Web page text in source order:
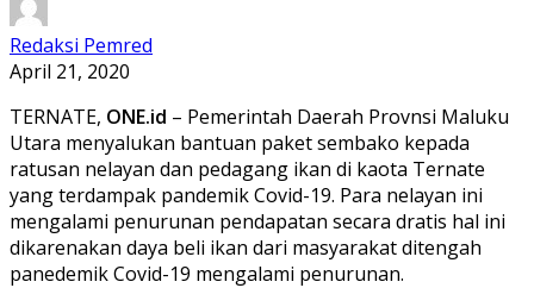
Redaksi Pemred
April 21, 2020
TERNATE, ONE.id – Pemerintah Daerah Provnsi Maluku
Utara menyalukan bantuan paket sembako kepada
ratusan nelayan dan pedagang ikan di kaota Ternate
yang terdampak pandemik Covid-19. Para nelayan ini
mengalami penurunan pendapatan secara dratis hal ini
dikarenakan daya beli ikan dari masyarakat ditengah
panedemik Covid-19 mengalami penurunan.